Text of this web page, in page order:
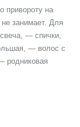
привороту на
занимает. Для
— спички,
— волос с
родниковая